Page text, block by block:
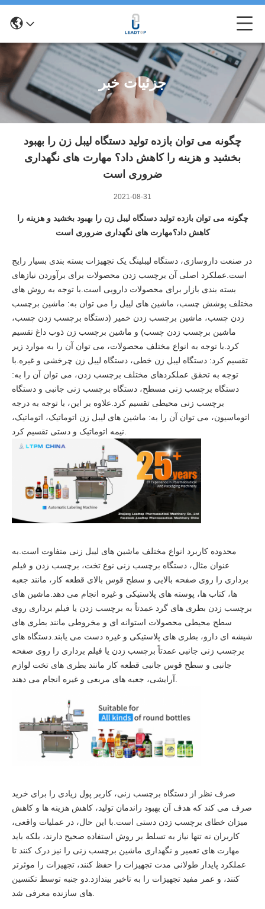
جزئیات خبر
چگونه می توان بازده تولید دستگاه لیبل زن را بهبود
بخشید و هزینه را کاهش داد؟ مهارت های نگهداری
ضروری است
2021-08-31
چگونه می توان بازده تولید دستگاه لیبل زن را بهبود بخشید و هزینه را
کاهش داد؟مهارت های نگهداری ضروری است
در صنعت داروسازی، دستگاه لیبلینگ یک تجهیزات بسته بندی بسیار رایج
است.عملکرد اصلی آن برچسب زدن محصولات برای برآوردن نیازهای
بسته بندی بازار برای محصولات دارویی است.با توجه به روش های
مختلف پوشش چسب، ماشین های لیبل را می توان به: ماشین برچسب
زدن چسب، ماشین برچسب زدن خمیر (دستگاه برچسب زدن چسب،
ماشین برچسب زدن چسب) و ماشین برچسب زن ذوب داغ تقسیم
کرد.با توجه به انواع مختلف محصولات، می توان آن را به موارد زیر
تقسیم کرد: دستگاه لیبل زن خطی، دستگاه لیبل زن چرخشی و غیره.با
توجه به تحقق عملکردهای مختلف برچسب زدن، می توان آن را به:
دستگاه برچسب زنی مسطح، دستگاه برچسب زنی جانبی و دستگاه
برچسب زنی محیطی تقسیم کرد.علاوه بر این، با توجه به درجه
اتوماسیون، می توان آن را به: ماشین های لیبل زن اتوماتیک، اتوماتیک،
محدوده کاربرد انواع مختلف ماشین های لیبل زنی متفاوت است.به
عنوان مثال، دستگاه برچسب زنی نوع تخت، برچسب زدن و فیلم
برداری را روی صفحه بالایی و سطح قوس بالای قطعه کار، مانند جعبه
ها، کتاب ها، پوسته های پلاستیکی و غیره انجام می دهد.ماشین های
برچسب زدن بطری های گرد عمدتاً به برچسب زدن یا فیلم برداری روی
سطح محیطی محصولات استوانه ای و مخروطی مانند بطری های
شیشه ای دارو، بطری های پلاستیکی و غیره دست می یابند.دستگاه های
برچسب زنی جانبی عمدتاً برچسب زدن یا فیلم برداری را روی صفحه
جانبی و سطح قوس جانبی قطعه کار مانند بطری های تخت لوازم
صرف نظر از دستگاه برچسب زنی، کاربر پول زیادی را برای خرید
صرف می کند که هدف آن بهبود راندمان تولید، کاهش هزینه ها و کاهش
میزان خطای برچسب زدن دستی است.با این حال، در عملیات واقعی،
کاربران نه تنها نیاز به تسلط بر روش استفاده صحیح دارند، بلکه باید
مهارت های تعمیر و نگهداری ماشین برچسب زنی را نیز درک کنند تا
عملکرد پایدار طولانی مدت تجهیزات را حفظ کنند، تجهیزات را موثرتر
کنند، و عمر مفید تجهیزات را به تاخیر بیندازد.دو جنبه توسط تکنسین